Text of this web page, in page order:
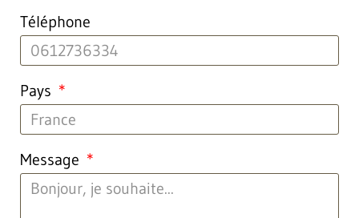
Téléphone
Pays
Message